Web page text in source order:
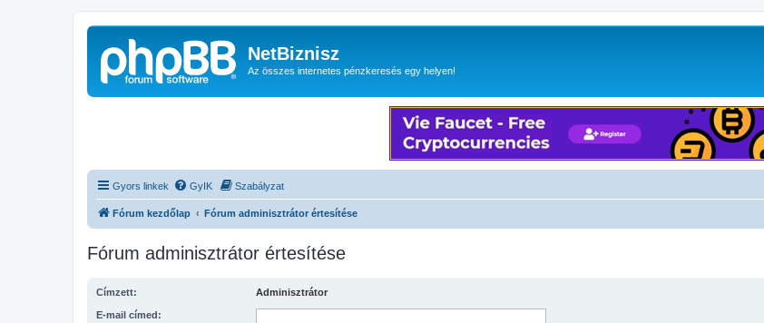
NetBiznisz
Az összes internetes pénzkeresés egy helyen!
Gyors linkek GyIK Szabályzat
Fórum kezdőlap Fórum adminisztrátor értesítése
Fórum adminisztrátor értesítése
Címzett: Adminisztrátor
E-mail címed: